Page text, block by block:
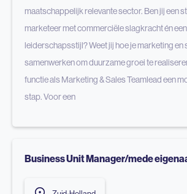
maatschappelijk relevante sector. Ben jij een
marketeer met commerciële slagkracht én
leiderschapsstijl? Weet jij hoe je marketing en
samenwerken om duurzame groei te
functie als Marketing & Sales Teamlead een
stap. Voor een
Business Unit Manager/mede